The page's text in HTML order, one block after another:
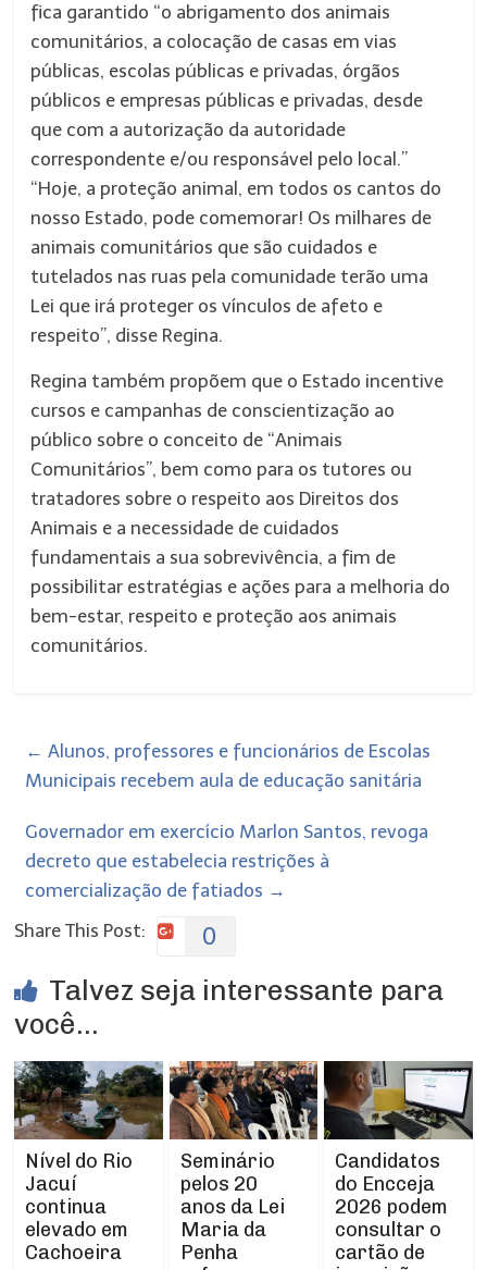
fica garantido “o abrigamento dos animais
comunitários, a colocação de casas em vias
públicas, escolas públicas e privadas, órgãos
públicos e empresas públicas e privadas, desde
que com a autorização da autoridade
correspondente e/ou responsável pelo local.”
“Hoje, a proteção animal, em todos os cantos do
nosso Estado, pode comemorar! Os milhares de
animais comunitários que são cuidados e
tutelados nas ruas pela comunidade terão uma
Lei que irá proteger os vínculos de afeto e
respeito”, disse Regina.
Regina também propõem que o Estado incentive
cursos e campanhas de conscientização ao
público sobre o conceito de “Animais
Comunitários”, bem como para os tutores ou
tratadores sobre o respeito aos Direitos dos
Animais e a necessidade de cuidados
fundamentais a sua sobrevivência, a fim de
possibilitar estratégias e ações para a melhoria do
bem-estar, respeito e proteção aos animais
comunitários.
← Alunos, professores e funcionários de Escolas
Municipais recebem aula de educação sanitária
Governador em exercício Marlon Santos, revoga
decreto que estabelecia restrições à
comercialização de fatiados →
Share This Post:
0
Talvez seja interessante para
você...
Nível do Rio
Jacuí
continua
elevado em
Cachoeira
Seminário
pelos 20
anos da Lei
Maria da
Penha
Candidatos
do Encceja
2026 podem
consultar o
cartão de